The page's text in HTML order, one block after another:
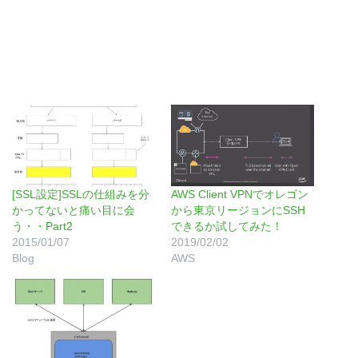
[SSL設定]SSLの仕組みを分
かってないと痛い目に会
う・・Part2
2015/01/07
Blog
AWS Client VPNでオレゴン
から東京リージョンにSSH
できるか試してみた！
2019/02/02
AWS